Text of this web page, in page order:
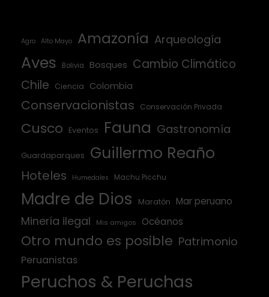
Agro Alto Mayo Amazonía Arqueología
Aves Bolivia Bosques Cambio Climático
Chile
Ciencia Colombia
Conservacionistas Conservación Privada
Cusco Eventos Fauna Gastronomía
Guardaparques Guillermo Reaño
Hoteles Humedales Machu Picchu
Madre de Dios Maratón Mar peruano
Minería ilegal Mis amigos Océanos
Otro mundo es posible Patrimonio
Peruanistas
Peruchos & Peruchas